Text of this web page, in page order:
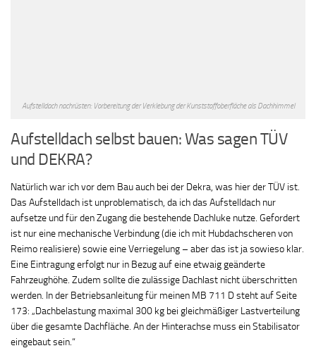
Aufstelldach nachrüsten: Vorbereitung der Verklebung der Kunststoffoberfläche als Dachhimmel
Aufstelldach selbst bauen: Was sagen TÜV
und DEKRA?
Natürlich war ich vor dem Bau auch bei der Dekra, was hier der TÜV ist.
Das Aufstelldach ist unproblematisch, da ich das Aufstelldach nur
aufsetze und für den Zugang die bestehende Dachluke nutze. Gefordert
ist nur eine mechanische Verbindung (die ich mit Hubdachscheren von
Reimo realisiere) sowie eine Verriegelung – aber das ist ja sowieso klar.
Eine Eintragung erfolgt nur in Bezug auf eine etwaig geänderte
Fahrzeughöhe. Zudem sollte die zulässige Dachlast nicht überschritten
werden. In der Betriebsanleitung für meinen MB 711 D steht auf Seite
173: „Dachbelastung maximal 300 kg bei gleichmäßiger Lastverteilung
über die gesamte Dachfläche. An der Hinterachse muss ein Stabilisator
eingebaut sein.“